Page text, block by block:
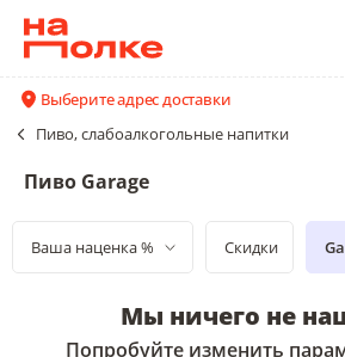
Выберите адрес доставки
Пиво, слабоалкогольные напитки
Пиво Garage
Ваша наценка % Скидки
Мы ничего не
Попробуйте изменить